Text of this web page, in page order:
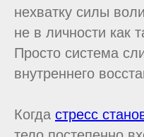
нехватку силы
не в личности как
Просто система
внутреннего
Когда стресс